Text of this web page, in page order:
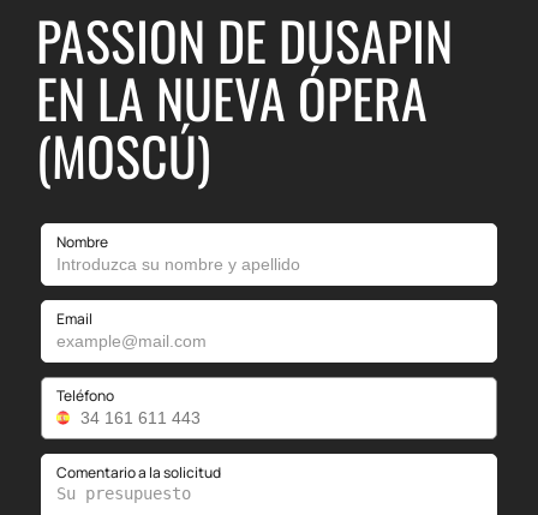
PASSION DE DUSAPIN
EN LA NUEVA ÓPERA
(MOSCÚ)
Nombre
Email
Teléfono
Comentario a la solicitud